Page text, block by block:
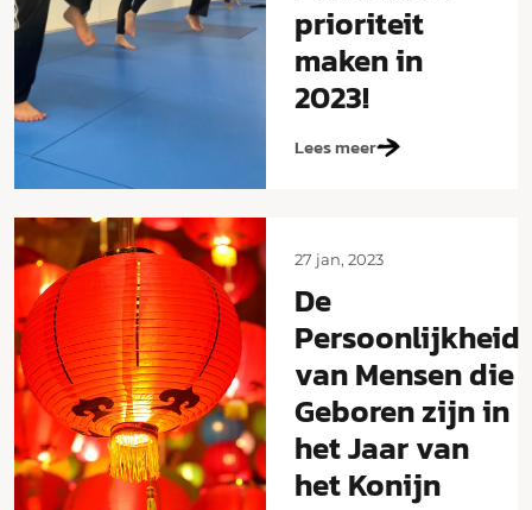
prioriteit
maken in
2023!
Lees meer
27 jan, 2023
De
Persoonlijkheid
van Mensen die
Geboren zijn in
het Jaar van
het Konijn